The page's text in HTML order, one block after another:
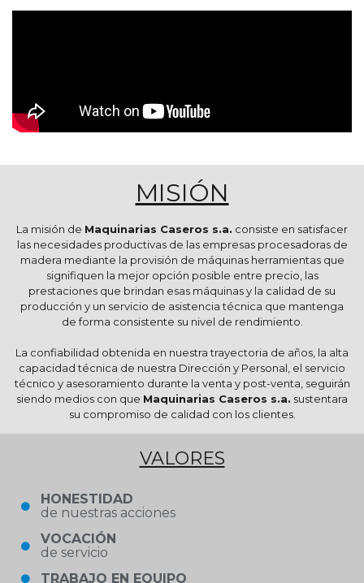
MISIÓN
La misión de Maquinarias Caseros s.a. consiste en satisfacer
las necesidades productivas de las empresas procesadoras de
madera mediante la provisión de máquinas herramientas que
signifiquen la mejor opción posible entre precio, las
prestaciones que brindan esas máquinas y la calidad de su
producción y un servicio de asistencia técnica que mantenga
de forma consistente su nivel de rendimiento.
La confiabilidad obtenida en nuestra trayectoria de años, la alta
capacidad técnica de nuestra Dirección y Personal, el servicio
técnico y asesoramiento durante la venta y post-venta, seguirán
siendo medios con que Maquinarias Caseros s.a. sustentara
su compromiso de calidad con los clientes.
VALORES
HONESTIDAD
de nuestras acciones
VOCACIÓN
de servicio
TRABAJO EN EQUIPO